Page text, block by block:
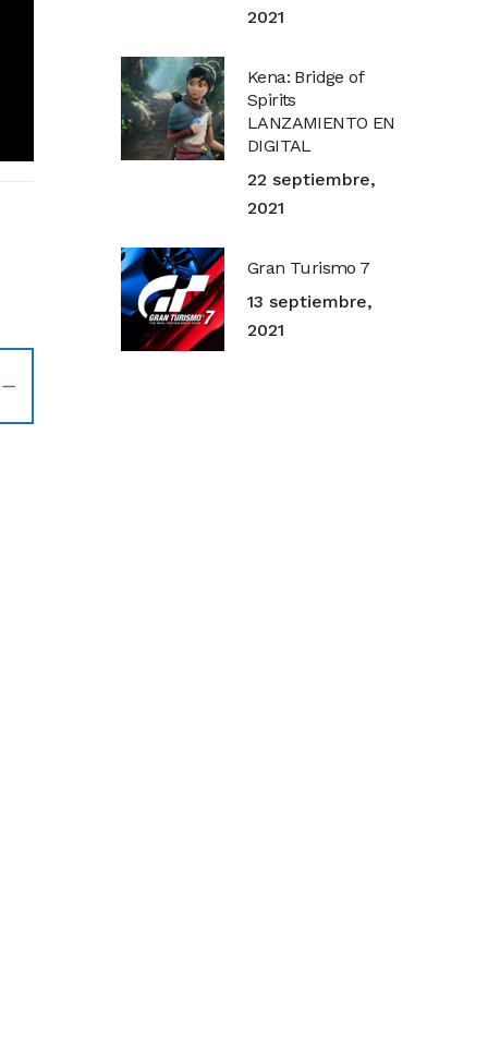
2021
Kena: Bridge of
Spirits
LANZAMIENTO EN
DIGITAL
22 septiembre,
2021
Gran Turismo 7
13 septiembre,
2021